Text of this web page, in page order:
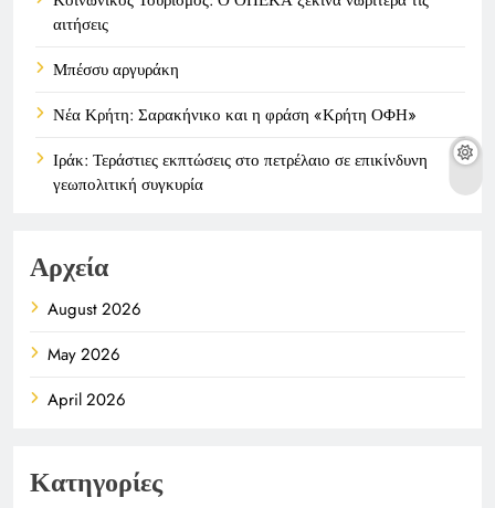
αιτήσεις
Μπέσσυ αργυράκη
Νέα Κρήτη: Σαρακήνικο και η φράση «Κρήτη ΟΦΗ»
Ιράκ: Τεράστιες εκπτώσεις στο πετρέλαιο σε επικίνδυνη
γεωπολιτική συγκυρία
Αρχεία
August 2026
May 2026
April 2026
Κατηγορίες